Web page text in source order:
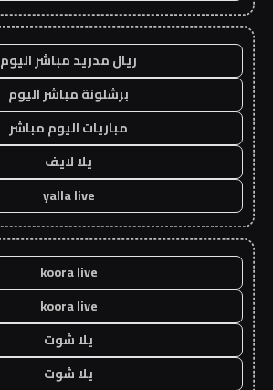
ريال مدريد مباشر اليوم
برشلونة مباشر اليوم
مباريات اليوم مباشر
يلا لايف
yalla live
koora live
koora live
يلا شوت
يلا شوت